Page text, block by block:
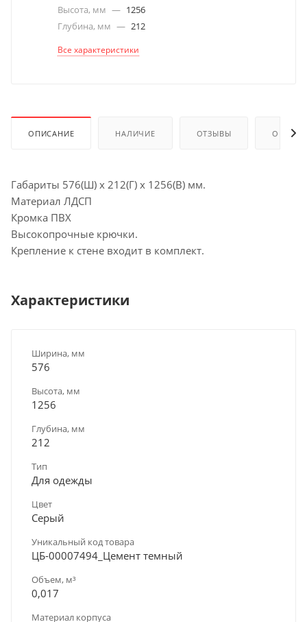
Высота, мм — 1256
Глубина, мм — 212
Все характеристики
ОПИСАНИЕ НАЛИЧИЕ ОТЗЫВЫ ОПЛАТА
Габариты 576(Ш) х 212(Г) х 1256(В) мм.
Материал ЛДСП
Кромка ПВХ
Высокопрочные крючки.
Крепление к стене входит в комплект.
Характеристики
Ширина, мм
576
Высота, мм
1256
Глубина, мм
212
Тип
Для одежды
Цвет
Серый
Уникальный код товара
ЦБ-00007494_Цемент темный
Объем, м³
0,017
Материал корпуса